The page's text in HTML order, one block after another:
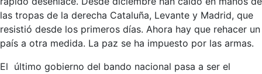
las tropas de la derecha Cataluña, Levante y Madrid, que
resistió desde los primeros días. Ahora hay que rehacer un
país a otra medida. La paz se ha impuesto por las armas.
El último gobierno del bando nacional pasa a ser el